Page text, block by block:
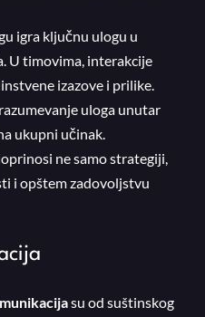
igra ključnu ulogu u
U timovima, interakcije
izazove i prilike.
uloga unutar
ukupni učinak.
ne samo strategiji,
i opštem zadovoljstvu
su od suštinskog